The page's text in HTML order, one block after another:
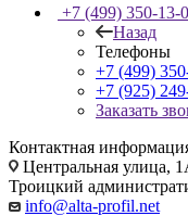
+7 (499) 350-13-
Назад
Телефоны
+7 (499)
+7 (925)
Заказать
Контактная
Центральная улица,
Троицкий
info@alta-profil.net